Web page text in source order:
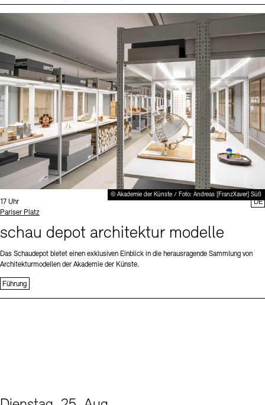
© Akademie der Künste / Foto: Andreas [FranzXaver] Süß
Uhrzeit:
17 Uhr
Standort
Pariser Platz
schau depot architektur modelle
Das Schaudepot bietet einen exklusiven Einblick in die herausragende Sammlung von
Architekturmodellen der Akademie der Künste.
Führung
DE